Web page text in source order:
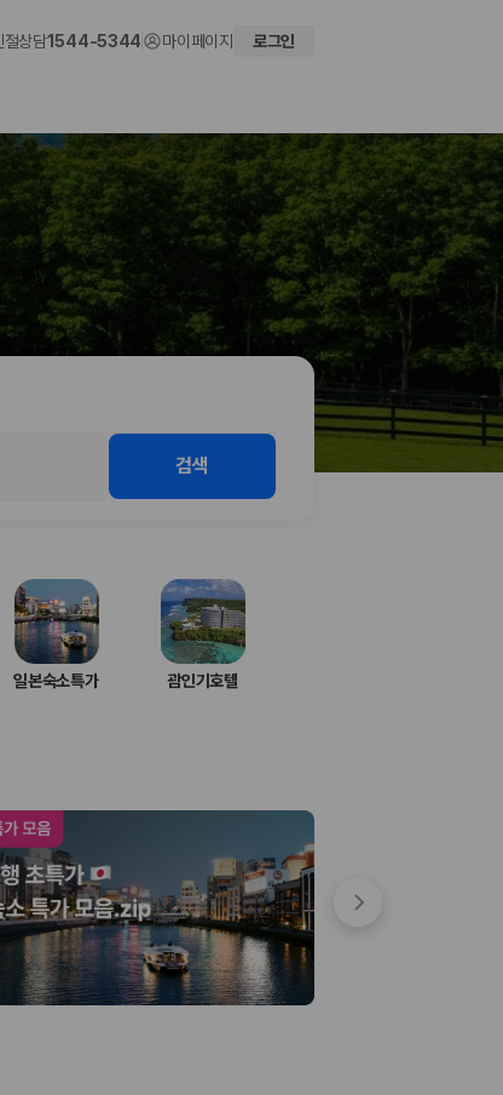
교해 사용자가 자신의 일정과 예산에 맞는 차량을 선택할 수 있도
차량을 고를 수 있습니다.
택할 수 있습니다.
좋습니다.
절상담1544-5344 마이페이지 로그인
검색
일본숙소특가 괌인기호텔